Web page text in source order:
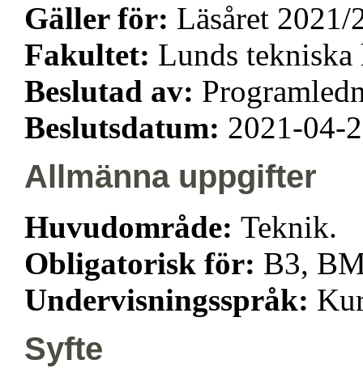
Gäller för: Läsåret 2021/
Fakultet: Lunds tekniska
Beslutad av:
Beslutsdatum: 2021-04-
Allmänna uppgifter
Huvudområde: Teknik.
Obligatorisk för: B3,
Undervisningsspråk:
Syfte